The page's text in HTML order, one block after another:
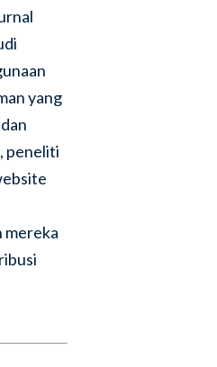
yang
peneliti
mereka